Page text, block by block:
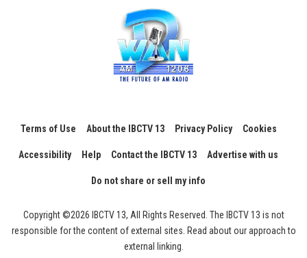
Terms of Use About the IBCTV 13 Privacy Policy Cookies
Accessibility Help Contact the IBCTV 13 Advertise with us
Do not share or sell my info
Copyright ©2026 IBCTV 13, All Rights Reserved. The IBCTV 13 is not
responsible for the content of external sites. Read about our approach to
external linking.